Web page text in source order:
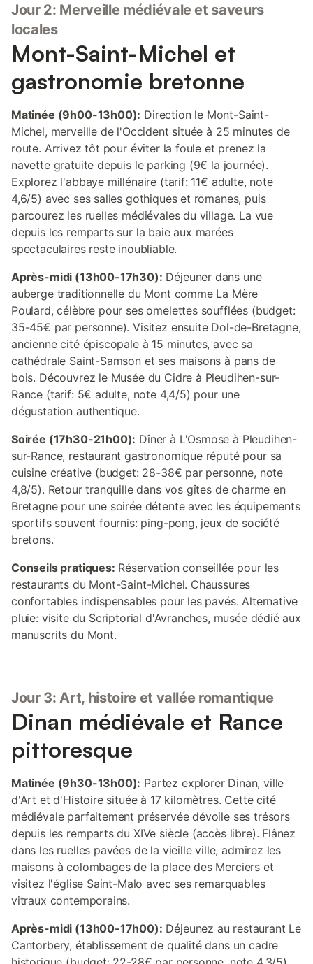
Jour 2: Merveille médiévale et saveurs
locales
Mont-Saint-Michel et
gastronomie bretonne
Matinée (9h00-13h00): Direction le Mont-Saint-
Michel, merveille de l'Occident située à 25 minutes de
route. Arrivez tôt pour éviter la foule et prenez la
navette gratuite depuis le parking (9€ la journée).
Explorez l'abbaye millénaire (tarif: 11€ adulte, note
4,6/5) avec ses salles gothiques et romanes, puis
parcourez les ruelles médiévales du village. La vue
depuis les remparts sur la baie aux marées
spectaculaires reste inoubliable.
Après-midi (13h00-17h30): Déjeuner dans une
auberge traditionnelle du Mont comme La Mère
Poulard, célèbre pour ses omelettes soufflées (budget:
35-45€ par personne). Visitez ensuite Dol-de-Bretagne,
ancienne cité épiscopale à 15 minutes, avec sa
cathédrale Saint-Samson et ses maisons à pans de
bois. Découvrez le Musée du Cidre à Pleudihen-sur-
Rance (tarif: 5€ adulte, note 4,4/5) pour une
dégustation authentique.
Soirée (17h30-21h00): Dîner à L'Osmose à Pleudihen-
sur-Rance, restaurant gastronomique réputé pour sa
cuisine créative (budget: 28-38€ par personne, note
4,8/5). Retour tranquille dans vos gîtes de charme en
Bretagne pour une soirée détente avec les équipements
sportifs souvent fournis: ping-pong, jeux de société
bretons.
Conseils pratiques: Réservation conseillée pour les
restaurants du Mont-Saint-Michel. Chaussures
confortables indispensables pour les pavés. Alternative
pluie: visite du Scriptorial d'Avranches, musée dédié aux
manuscrits du Mont.
Jour 3: Art, histoire et vallée romantique
Dinan médiévale et Rance
pittoresque
Matinée (9h30-13h00): Partez explorer Dinan, ville
d'Art et d'Histoire située à 17 kilomètres. Cette cité
médiévale parfaitement préservée dévoile ses trésors
depuis les remparts du XIVe siècle (accès libre). Flânez
dans les ruelles pavées de la vieille ville, admirez les
maisons à colombages de la place des Merciers et
visitez l'église Saint-Malo avec ses remarquables
vitraux contemporains.
Après-midi (13h00-17h00): Déjeunez au restaurant Le
Cantorbery, établissement de qualité dans un cadre